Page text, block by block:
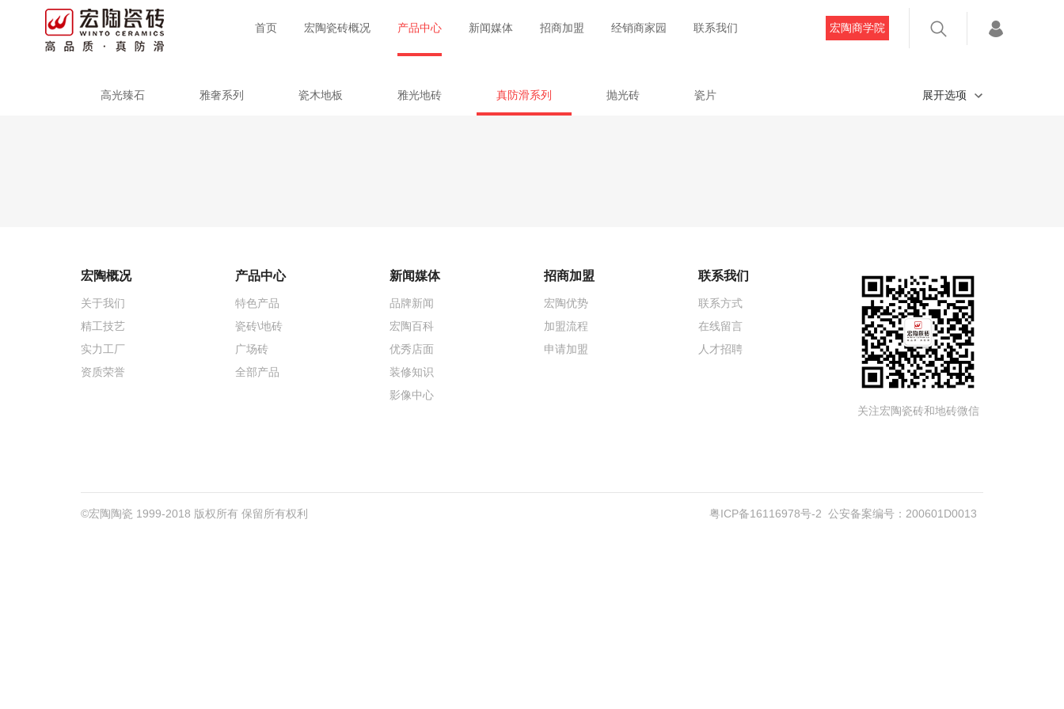
首页 宏陶瓷砖概况 产品中心 新闻媒体 招商加盟 经销商家园 联系我们 宏陶商学院
高光臻石 雅奢系列 瓷木地板 雅光地砖 真防滑系列 抛光砖 瓷片 展开选项
宏陶概况
关于我们
精工技艺
实力工厂
资质荣誉
产品中心
特色产品
瓷砖\地砖
广场砖
全部产品
新闻媒体
品牌新闻
宏陶百科
优秀店面
装修知识
影像中心
招商加盟
宏陶优势
加盟流程
申请加盟
联系我们
联系方式
在线留言
人才招聘
关注宏陶瓷砖和地砖微信
©宏陶陶瓷 1999-2018 版权所有 保留所有权利 粤ICP备16116978号-2 公安备案编号：200601D0013